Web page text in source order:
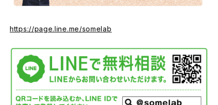
https://page.line.me/somelab